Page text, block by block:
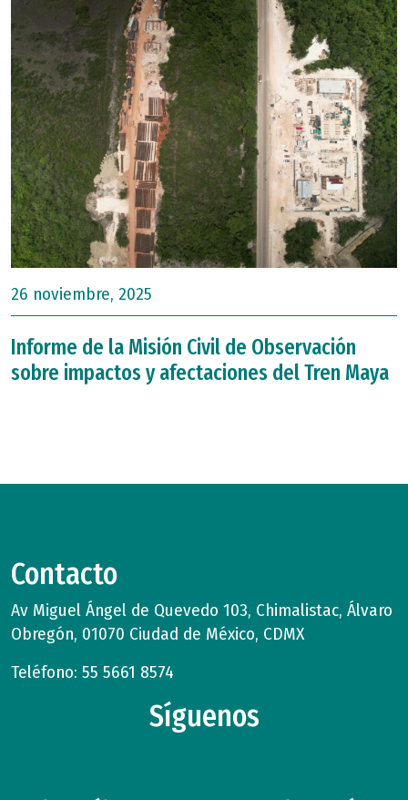
26 noviembre, 2025
Informe de la Misión Civil de Observación
sobre impactos y afectaciones del Tren Maya
Contacto
Av Miguel Ángel de Quevedo 103, Chimalistac, Álvaro
Obregón, 01070 Ciudad de México, CDMX
Teléfono: 55 5661 8574
Síguenos